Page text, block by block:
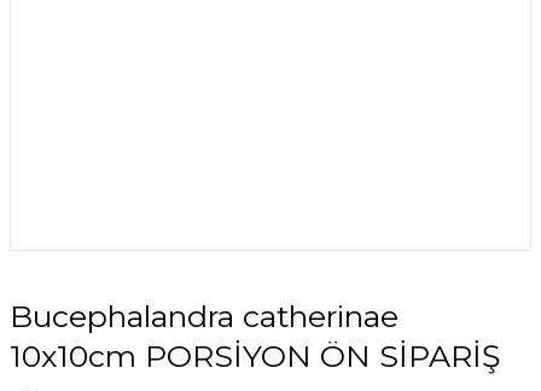
Bucephalandra catherinae
10x10cm PORSİYON ÖN SİPARİŞ